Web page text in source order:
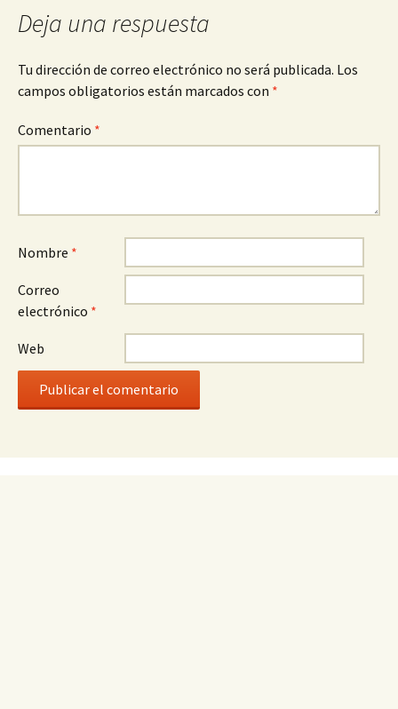
Deja una respuesta
Tu dirección de correo electrónico no será publicada. Los
campos obligatorios están marcados con *
Comentario *
Nombre *
Correo
electrónico *
Web